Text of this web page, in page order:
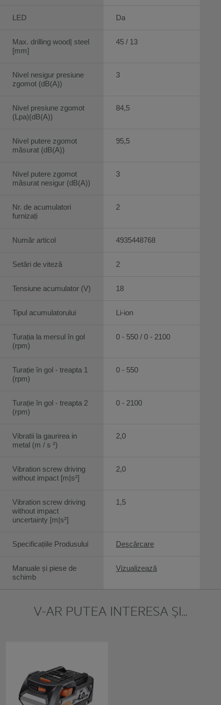
LED
Max. drilling wood| steel
[mm]
Nivel nesigur presiune
zgomot (dB(A))
Nivel presiune zgomot
(Lpa)(dB(A))
Nivel putere zgomot
măsurat (dB(A))
Nivel putere zgomot
măsurat nesigur (dB(A))
Nr. de acumulatori
furnizați
Număr articol
Setări de viteză
Tensiune acumulator (V)
Tipul acumulatorului
Turația la mersul în gol
(rpm)
Turație în gol - treapta 1
(rpm)
Turație în gol - treapta 2
(rpm)
Vibratii la gaurirea in
metal (m / s ²)
Vibration screw driving
without impact [m|s²]
Vibration screw driving
without impact
uncertainty [m|s²]
Specificațiile Produsului
Manuale și piese de
schimb
Da
45 / 13
3
84,5
95,5
3
2
4935448768
2
18
Li-ion
0 - 550 / 0 - 2100
0 - 550
0 - 2100
2,0
2,0
1,5
Descărcare
Vizualizează
V-AR PUTEA INTERESA ȘI...